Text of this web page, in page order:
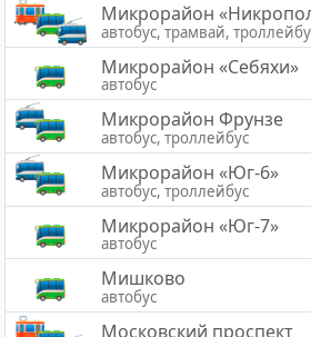
Микрорайон
автобус, трамвай,
Микрорайон «Себяхи»
автобус
Микрорайон Фрунзе
автобус, троллейбус
Микрорайон «Юг-6»
автобус, троллейбус
Микрорайон «Юг-7»
автобус
Мишково
автобус
Московский проспект